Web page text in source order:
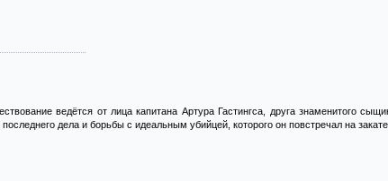
ведётся от лица капитана Артура Гастингса, друга знаменитого
дела и борьбы с идеальным убийцей, которого он повстречал на закате